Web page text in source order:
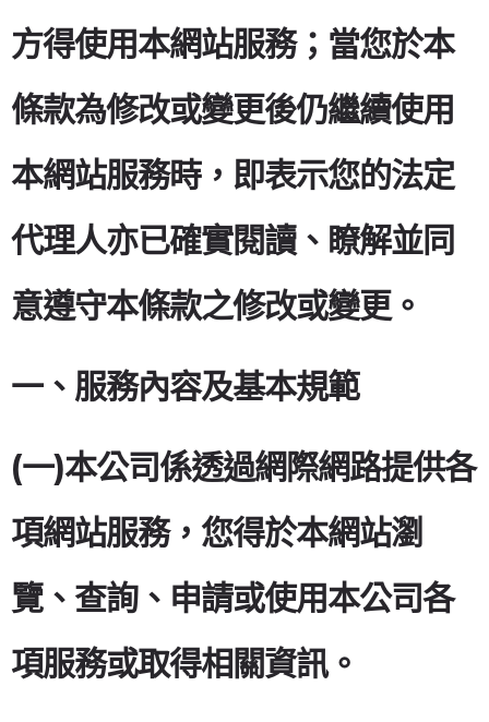
方得使用本網站服務；當您於本
條款為修改或變更後仍繼續使用
本網站服務時，即表示您的法定
代理人亦已確實閱讀、瞭解並同
意遵守本條款之修改或變更。
一、服務內容及基本規範
(一)本公司係透過網際網路提供各
項網站服務，您得於本網站瀏
覽、查詢、申請或使用本公司各
項服務或取得相關資訊。